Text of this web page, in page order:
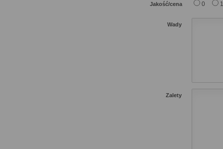
Jakość/cena 0 1
Wady
Zalety